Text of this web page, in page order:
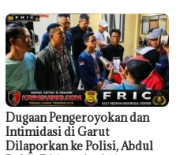
Dugaan Pengeroyokan dan
Intimidasi di Garut
Dilaporkan ke Polisi, Abdul